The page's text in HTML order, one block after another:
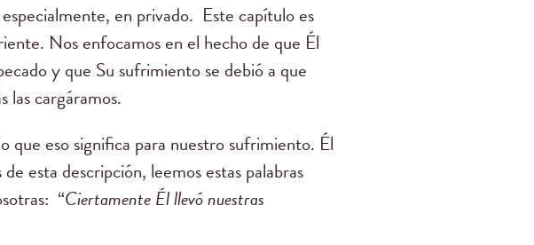
en privado. Este capítulo es
Nos enfocamos en el hecho de que Él
y que Su sufrimiento se debió a que
las cargáramos.
que eso significa para nuestro sufrimiento. Él
esta descripción, leemos estas palabras
“Ciertamente Él llevó nuestras